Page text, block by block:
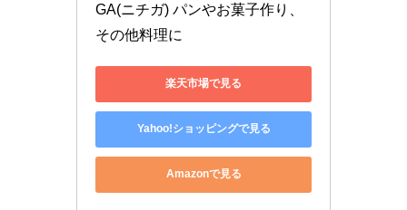
GA(ニチガ) パンやお菓子作り、
その他料理に
楽天市場で見る
Yahoo!ショッピングで見る
Amazonで見る